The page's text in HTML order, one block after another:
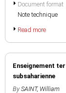
Document format
Note technique
Read more
Enseignement
subsaharienne
By SAINT, William